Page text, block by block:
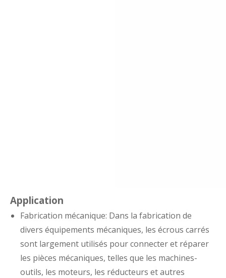
Application
Fabrication mécanique: Dans la fabrication de
divers équipements mécaniques, les écrous carrés
sont largement utilisés pour connecter et réparer
les pièces mécaniques, telles que les machines-
outils, les moteurs, les réducteurs et autres